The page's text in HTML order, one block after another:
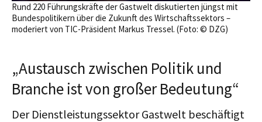
Rund 220 Führungskräfte der Gastwelt diskutierten jüngst mit
Bundespolitikern über die Zukunft des Wirtschaftssektors –
moderiert von TIC-Präsident Markus Tressel. (Foto: © DZG)
„Austausch zwischen Politik und
Branche ist von großer Bedeutung“
Der Dienstleistungssektor Gastwelt beschäftigt